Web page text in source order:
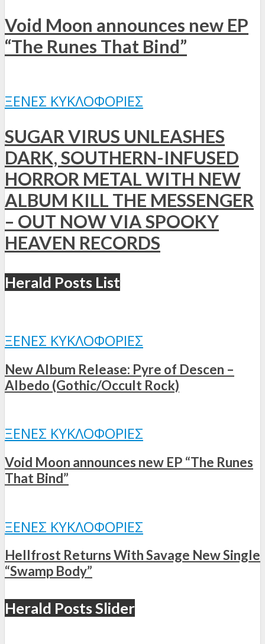
Void Moon announces new EP
“The Runes That Bind”
ΞΈΝΕΣ ΚΥΚΛΟΦΟΡΊΕΣ
SUGAR VIRUS UNLEASHES
DARK, SOUTHERN-INFUSED
HORROR METAL WITH NEW
ALBUM KILL THE MESSENGER
– OUT NOW VIA SPOOKY
HEAVEN RECORDS
Herald Posts List
ΞΈΝΕΣ ΚΥΚΛΟΦΟΡΊΕΣ
New Album Release: Pyre of Descen –
Albedo (Gothic/Occult Rock)
ΞΈΝΕΣ ΚΥΚΛΟΦΟΡΊΕΣ
Void Moon announces new EP “The Runes
That Bind”
ΞΈΝΕΣ ΚΥΚΛΟΦΟΡΊΕΣ
Hellfrost Returns With Savage New Single
“Swamp Body”
Herald Posts Slider